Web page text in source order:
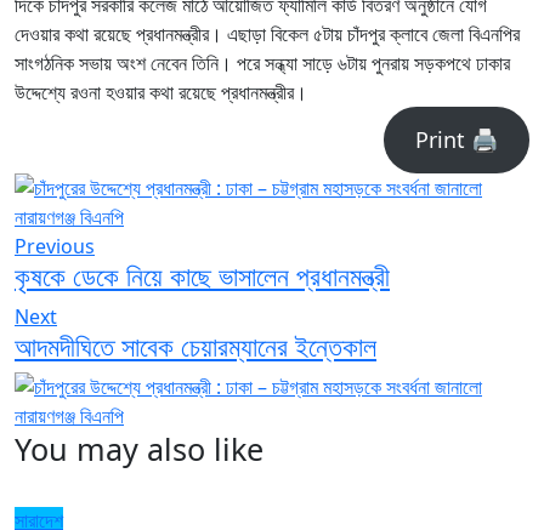
দিকে চাঁদপুর সরকারি কলেজ মাঠে আয়োজিত ফ্যামিলি কার্ড বিতরণ অনুষ্ঠানে যোগ
দেওয়ার কথা রয়েছে প্রধানমন্ত্রীর। এছাড়া বিকেল ৫টায় চাঁদপুর ক্লাবে জেলা বিএনপির
সাংগঠনিক সভায় অংশ নেবেন তিনি। পরে সন্ধ্যা সাড়ে ৬টায় পুনরায় সড়কপথে ঢাকার
উদ্দেশ্যে রওনা হওয়ার কথা রয়েছে প্রধানমন্ত্রীর।
Print 🖨
Previous
কৃষকে ডেকে নিয়ে কাছে ভাসালেন প্রধানমন্ত্রী
Next
আদমদীঘিতে সাবেক চেয়ারম্যানের ইন্তেকাল
You may also like
সারাদেশ